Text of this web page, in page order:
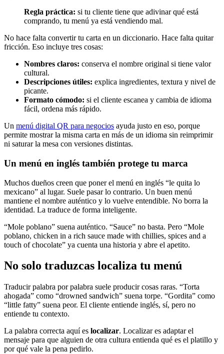
Regla práctica: si tu cliente tiene que adivinar qué está
comprando, tu menú ya está vendiendo mal.
No hace falta convertir tu carta en un diccionario. Hace falta quitar
fricción. Eso incluye tres cosas:
Nombres claros: conserva el nombre original si tiene valor
cultural.
Descripciones útiles: explica ingredientes, textura y nivel de
picante.
Formato cómodo: si el cliente escanea y cambia de idioma
fácil, ordena más rápido.
Un menú digital QR para negocios ayuda justo en eso, porque
permite mostrar la misma carta en más de un idioma sin reimprimir
ni saturar la mesa con versiones distintas.
Un menú en inglés también protege tu marca
Muchos dueños creen que poner el menú en inglés “le quita lo
mexicano” al lugar. Suele pasar lo contrario. Un buen menú
mantiene el nombre auténtico y lo vuelve entendible. No borra la
identidad. La traduce de forma inteligente.
“Mole poblano” suena auténtico. “Sauce” no basta. Pero “Mole
poblano, chicken in a rich sauce made with chillies, spices and a
touch of chocolate” ya cuenta una historia y abre el apetito.
No solo traduzcas localiza tu menú
Traducir palabra por palabra suele producir cosas raras. “Torta
ahogada” como “drowned sandwich” suena torpe. “Gordita” como
“little fatty” suena peor. El cliente entiende inglés, sí, pero no
entiende tu contexto.
La palabra correcta aquí es localizar. Localizar es adaptar el
mensaje para que alguien de otra cultura entienda qué es el platillo y
por qué vale la pena pedirlo.